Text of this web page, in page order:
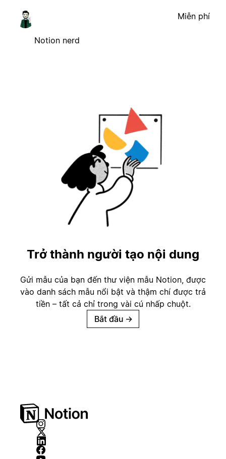
Notion nerd
Miễn phí
Trở thành người tạo nội dung
Gửi mẫu của bạn đến thư viện mẫu Notion, được
vào danh sách mẫu nổi bật và thậm chí được trả
tiền – tất cả chỉ trong vài cú nhấp chuột.
Bắt đầu →